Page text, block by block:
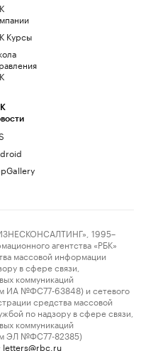
Курсы
1995–
агентства «РБК»
массовой информации
в сфере связи,
коммуникаций
ИА №ФС77-63848) и сетевого
средства массовой
по надзору в сфере связи,
коммуникаций
ЭЛ №ФС77-82385)
letters@rbc.ru